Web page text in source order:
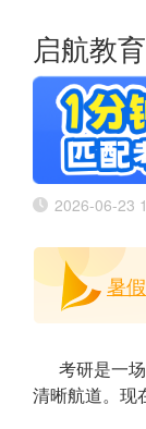
启航教
2026-06-23
暑
考研是一
清晰航道。现